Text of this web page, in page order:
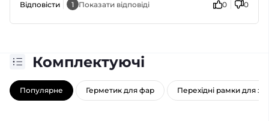
Відповісти 1 Показати відповіді 0 0
Комплектуючі
Популярне Герметик для фар Перехідні рамки для